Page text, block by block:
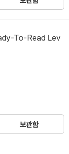
To-Read Lev
보관함